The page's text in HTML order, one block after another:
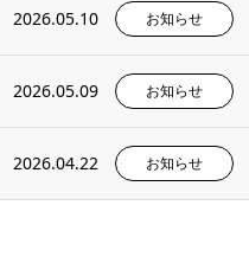
2026.05.10 お知らせ
2026.05.09 お知らせ
2026.04.22 お知らせ